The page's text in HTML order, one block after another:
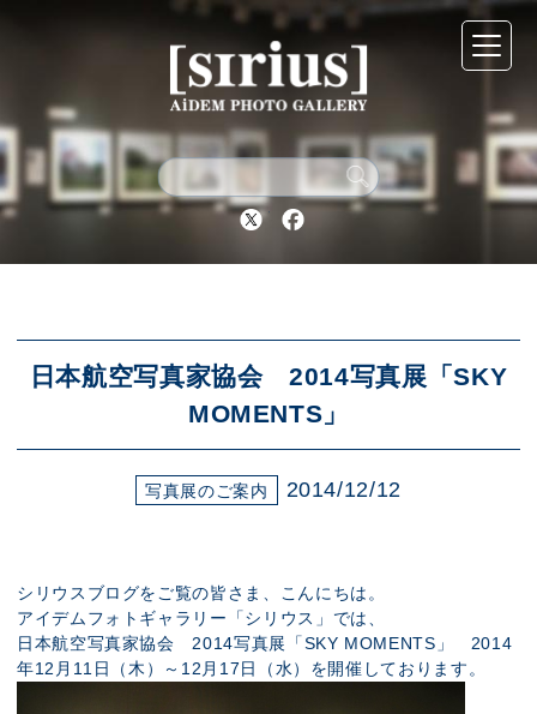
Twitter Facebook
日本航空写真家協会 2014写真展「SKY
MOMENTS」
写真展のご案内 2014/12/12
シリウスブログをご覧の皆さま、こんにちは。
アイデムフォトギャラリー「シリウス」では、
日本航空写真家協会 2014写真展「SKY MOMENTS」 2014
年12月11日（木）～12月17日（水）を開催しております。
シリウスについて
展示スケジュール
アクセス
ブログ